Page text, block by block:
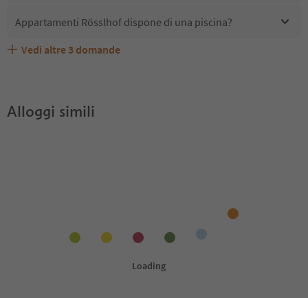
Appartamenti Rösslhof dispone di una piscina?
Appartamenti Rösslhof accetta animali domestici?
Quali servizi/attività sono disponibili presso
Gli ospiti di Appartamenti Rösslhof ricevono l'Alto Adige
Vedi altre 3 domande
Alloggi simili